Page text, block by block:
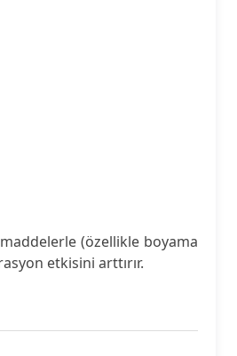
(özellikle boyama
etkisini arttırır.